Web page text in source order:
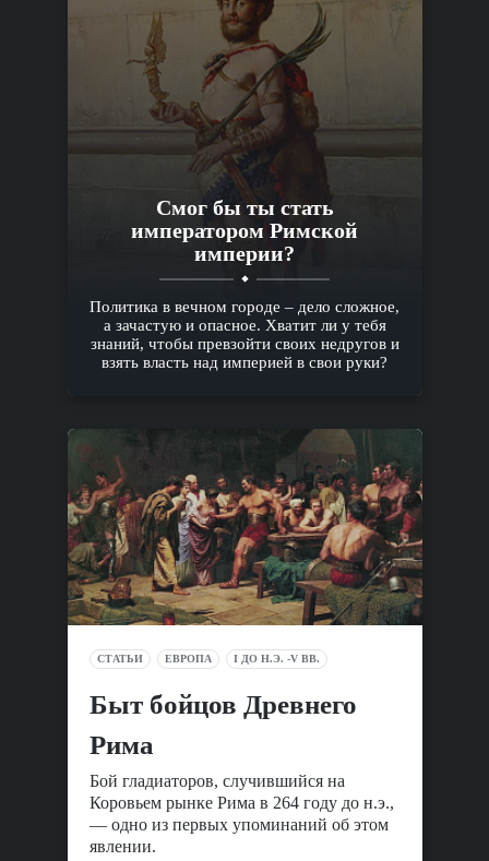
Смог бы ты стать
императором Римской
империи?
Политика в вечном городе – дело сложное,
а зачастую и опасное. Хватит ли у тебя
знаний, чтобы превзойти своих недругов и
взять власть над империей в свои руки?
СТАТЬИ ЕВРОПА I ДО Н.Э. -V ВВ.
Быт бойцов Древнего
Рима
Бой гладиаторов, случившийся на
Коровьем рынке Рима в 264 году до н.э.,
— одно из первых упоминаний об этом
явлении.